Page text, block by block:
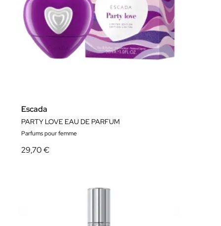
Escada
PARTY LOVE EAU DE PARFUM
Parfums pour femme
29,70 €